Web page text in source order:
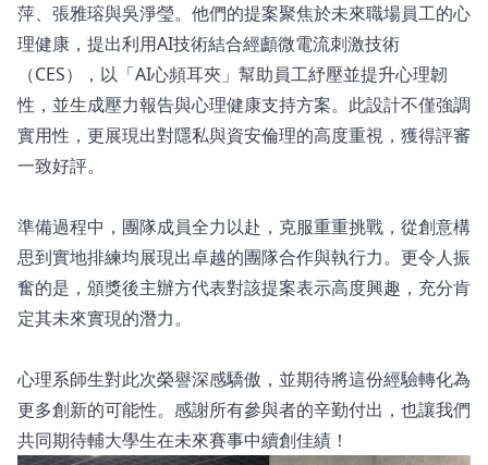
萍、張雅瑢與吳淨瑩。他們的提案聚焦於未來職場員工的心
理健康，提出利用AI技術結合經顱微電流刺激技術
（CES），以「AI心頻耳夾」幫助員工紓壓並提升心理韌
性，並生成壓力報告與心理健康支持方案。此設計不僅強調
實用性，更展現出對隱私與資安倫理的高度重視，獲得評審
一致好評。
準備過程中，團隊成員全力以赴，克服重重挑戰，從創意構
思到實地排練均展現出卓越的團隊合作與執行力。更令人振
奮的是，頒獎後主辦方代表對該提案表示高度興趣，充分肯
定其未來實現的潛力。
心理系師生對此次榮譽深感驕傲，並期待將這份經驗轉化為
更多創新的可能性。感謝所有參與者的辛勤付出，也讓我們
共同期待輔大學生在未來賽事中續創佳績！